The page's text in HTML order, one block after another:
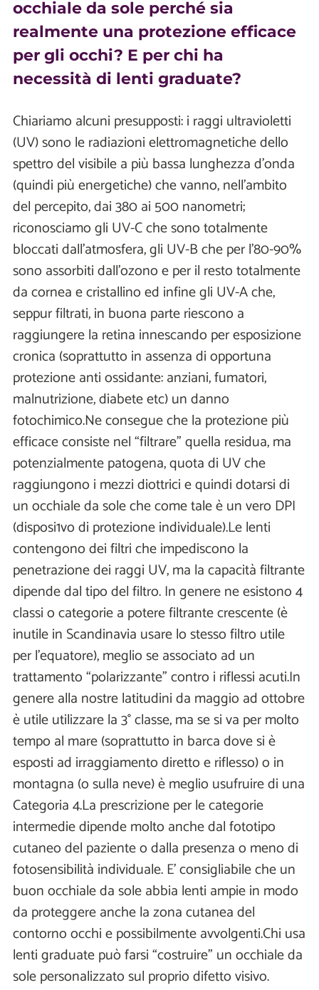
occhiale da sole perché sia
realmente una protezione efficace
per gli occhi? E per chi ha
necessità di lenti graduate?
Chiariamo alcuni presupposti: i raggi ultravioletti
(UV) sono le radiazioni elettromagnetiche dello
spettro del visibile a più bassa lunghezza d'onda
(quindi più energetiche) che vanno, nell'ambito
del percepito, dai 380 ai 500 nanometri;
riconosciamo gli UV-C che sono totalmente
bloccati dall'atmosfera, gli UV-B che per l'80-90%
sono assorbiti dall'ozono e per il resto totalmente
da cornea e cristallino ed infine gli UV-A che,
seppur filtrati, in buona parte riescono a
raggiungere la retina innescando per esposizione
cronica (soprattutto in assenza di opportuna
protezione anti ossidante: anziani, fumatori,
malnutrizione, diabete etc) un danno
fotochimico.Ne consegue che la protezione più
efficace consiste nel “filtrare" quella residua, ma
potenzialmente patogena, quota di UV che
raggiungono i mezzi diottrici e quindi dotarsi di
un occhiale da sole che come tale è un vero DPI
(disposi1vo di protezione individuale).Le lenti
contengono dei filtri che impediscono la
penetrazione dei raggi UV, ma la capacità filtrante
dipende dal tipo del filtro. In genere ne esistono 4
classi o categorie a potere filtrante crescente (è
inutile in Scandinavia usare lo stesso filtro utile
per l'equatore), meglio se associato ad un
trattamento “polarizzante" contro i riflessi acuti.In
genere alla nostre latitudini da maggio ad ottobre
è utile utilizzare la 3° classe, ma se si va per molto
tempo al mare (soprattutto in barca dove si è
esposti ad irraggiamento diretto e riflesso) o in
montagna (o sulla neve) è meglio usufruire di una
Categoria 4.La prescrizione per le categorie
intermedie dipende molto anche dal fototipo
cutaneo del paziente o dalla presenza o meno di
fotosensibilità individuale. E' consigliabile che un
buon occhiale da sole abbia lenti ampie in modo
da proteggere anche la zona cutanea del
contorno occhi e possibilmente avvolgenti.Chi usa
lenti graduate può farsi “costruire" un occhiale da
sole personalizzato sul proprio difetto visivo.